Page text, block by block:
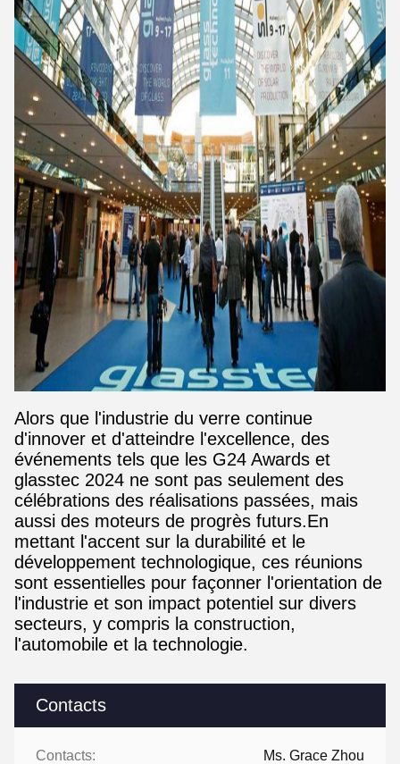
Contacts
Contacts: Ms. Grace Zhou
Alors que l'industrie du verre continue
d'innover et d'atteindre l'excellence, des
événements tels que les G24 Awards et
glasstec 2024 ne sont pas seulement des
célébrations des réalisations passées, mais
aussi des moteurs de progrès futurs.En
mettant l'accent sur la durabilité et le
développement technologique, ces réunions
sont essentielles pour façonner l'orientation de
l'industrie et son impact potentiel sur divers
secteurs, y compris la construction,
l'automobile et la technologie.